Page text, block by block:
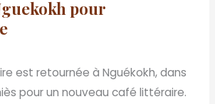
pour
est retournée à Nguékokh, dans
pour un nouveau café littéraire.